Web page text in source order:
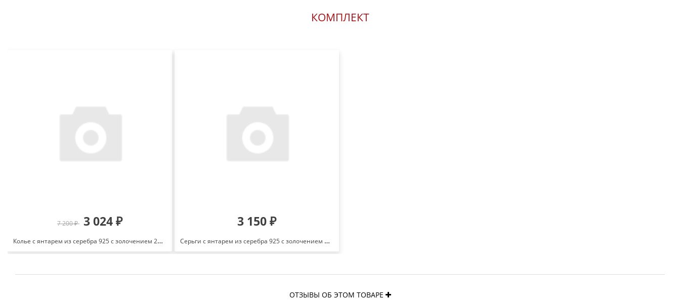
КОМПЛЕКТ
7 200 ₽ 3 024 ₽
Колье с янтарем из серебра 925 с золочением 260 3821 501
3 150 ₽
Серьги с янтарем из серебра 925 с золочением 220 3822 501
ОТЗЫВЫ ОБ ЭТОМ ТОВАРЕ